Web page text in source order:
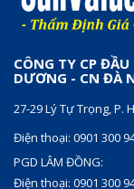
CÔNG TY CP
DƯƠNG - CN ĐÀ
27-29 Lý Tự Trọng, P.
Điện thoại: 0901 300
PGD LÂM ĐỒNG:
Điện thoại: 0901 300